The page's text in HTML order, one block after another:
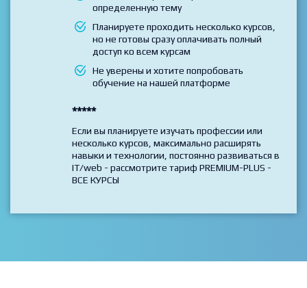
определенную тему
Планируете проходить несколько курсов,
но не готовы сразу оплачивать полный
доступ ко всем курсам
Не уверены и хотите попробовать
обучение на нашей платформе
*****
Если вы планируете изучать профессии или
несколько курсов, максимально расширять
навыки и технологии, постоянно развиваться в
IT/web - рассмотрите тариф PREMIUM-PLUS -
ВСЕ КУРСЫ